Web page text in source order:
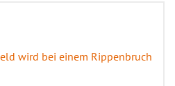
wird bei einem Rippenbruch